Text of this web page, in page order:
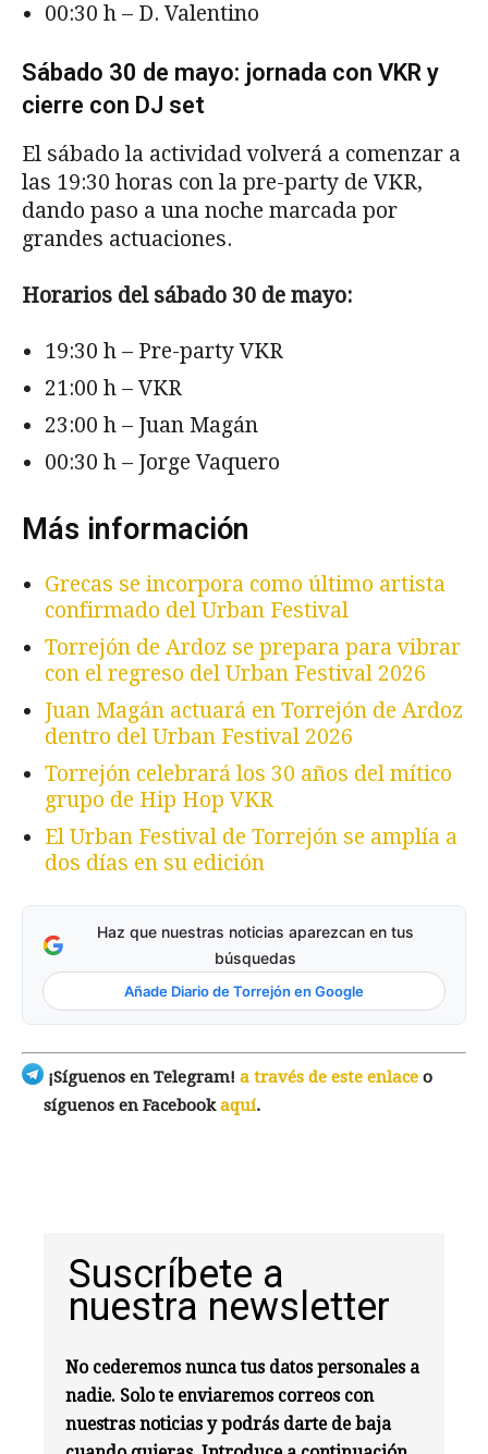
00:30 h – D. Valentino
Sábado 30 de mayo: jornada con VKR y
cierre con DJ set
El sábado la actividad volverá a comenzar a
las 19:30 horas con la pre-party de VKR,
dando paso a una noche marcada por
grandes actuaciones.
Horarios del sábado 30 de mayo:
19:30 h – Pre-party VKR
21:00 h – VKR
23:00 h – Juan Magán
00:30 h – Jorge Vaquero
Más información
Grecas se incorpora como último artista
confirmado del Urban Festival
Torrejón de Ardoz se prepara para vibrar
con el regreso del Urban Festival 2026
Juan Magán actuará en Torrejón de Ardoz
dentro del Urban Festival 2026
Torrejón celebrará los 30 años del mítico
grupo de Hip Hop VKR
El Urban Festival de Torrejón se amplía a
dos días en su edición
Haz que nuestras noticias aparezcan en tus
búsquedas
Añade Diario de Torrejón en Google
¡Síguenos en Telegram! a través de este enlace o
síguenos en Facebookaquí.
Suscríbete a
nuestra newsletter
No cederemos nunca tus datos personales a
nadie. Solo te enviaremos correos con
nuestras noticias y podrás darte de baja